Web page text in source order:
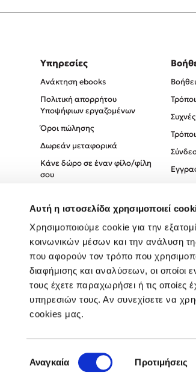
Αυτή η ιστοσελίδα χρησιμοποιεί
Χρησιμοποιούμε cookie για την
κοινωνικών μέσων και την ανάλυση
που αφορούν τον τρόπο που
διαφήμισης και αναλύσεων, οι
τους έχετε παραχωρήσει ή τις
υπηρεσιών τους. Αν συνεχίσετε να
cookies μας.
συγκατάθεσης
Αναγκαία Προτιμήσεις
Υπηρεσίες
Ανάκτηση ebooks
Πολιτική απορρήτου
Υποψήφιων εργαζομένων
Όροι πώλησης
Δωρεάν μεταφορικά
Κάνε δώρο σε έναν φίλο/φίλη
σου
Πολιτική Απορρήτου
Όροι χρήσης